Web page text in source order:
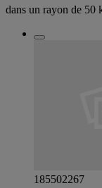
dans un rayon de 50
185502267